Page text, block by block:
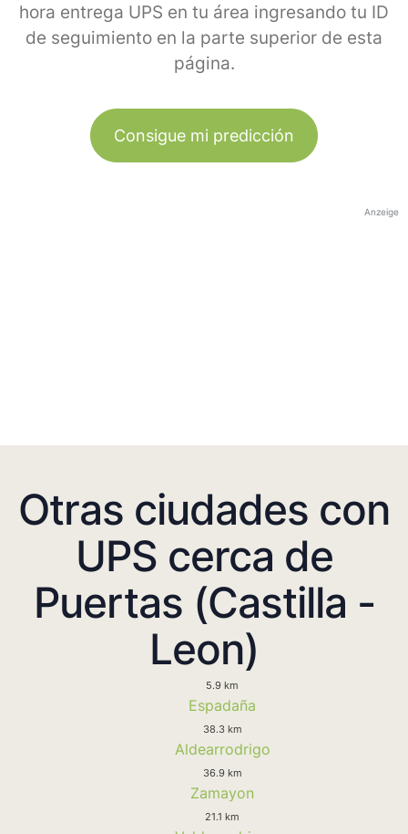
hora entrega UPS en tu área ingresando tu ID
de seguimiento en la parte superior de esta
página.
Consigue mi predicción
Anzeige
Otras ciudades con
UPS cerca de
Puertas (Castilla -
Leon)
5.9 km
Espadaña
38.3 km
Aldearrodrigo
36.9 km
Zamayon
21.1 km